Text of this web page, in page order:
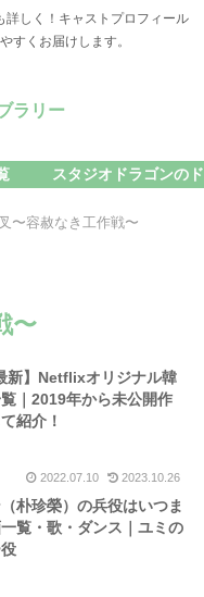
詳しく！キャストプロフィール
すくお届けします。
ラリー
スタジオドラゴンの
〜容赦なき工作戦〜
〜
新】Netflixオリジナル韓
｜2019年から未公開作
紹介！
2022.07.10 2023.10.26
朴珍榮）の兵役はいつま
覧・歌・ダンス｜ユミの